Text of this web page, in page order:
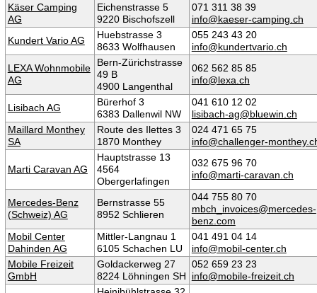
Käser Camping
AG
Eichenstrasse 5
9220 Bischofszell
071 311 38 39
info@kaeser-camping.ch
Kundert Vario AG
Huebstrasse 3
8633 Wolfhausen
055 243 43 20
info@kundertvario.ch
LEXA Wohnmobile
AG
Bern-Zürichstrasse
49 B
4900 Langenthal
062 562 85 85
info@lexa.ch
Lisibach AG
Bürerhof 3
6383 Dallenwil NW
041 610 12 02
lisibach-ag@bluewin.ch
Maillard Monthey
SA
Route des Ilettes 3
1870 Monthey
024 471 65 75
info@challenger-
Marti Caravan AG
Hauptstrasse 13
4564
Obergerlafingen
032 675 96 70
info@marti-caravan.ch
Mercedes-Benz
(Schweiz) AG
Bernstrasse 55
8952 Schlieren
044 755 80 70
mbch_invoices@mercedes-
benz.com
Mobil Center
Dahinden AG
Mittler-Langnau 1
6105 Schachen LU
041 491 04 14
info@mobil-center.ch
Mobile Freizeit
GmbH
Goldackerweg 27
8224 Löhningen SH
052 659 23 23
info@mobile-freizeit.ch